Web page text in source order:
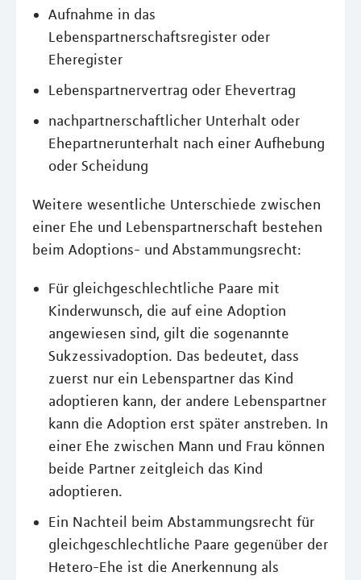
Aufnahme in das
Lebenspartnerschaftsregister oder
Eheregister
Lebenspartnervertrag oder Ehevertrag
nachpartnerschaftlicher Unterhalt oder
Ehepartnerunterhalt nach einer Aufhebung
oder Scheidung
Weitere wesentliche Unterschiede zwischen
einer Ehe und Lebenspartnerschaft bestehen
beim Adoptions- und Abstammungsrecht:
Für gleichgeschlechtliche Paare mit
Kinderwunsch, die auf eine Adoption
angewiesen sind, gilt die sogenannte
Sukzessivadoption. Das bedeutet, dass
zuerst nur ein Lebenspartner das Kind
adoptieren kann, der andere Lebenspartner
kann die Adoption erst später anstreben. In
einer Ehe zwischen Mann und Frau können
beide Partner zeitgleich das Kind
adoptieren.
Ein Nachteil beim Abstammungsrecht für
gleichgeschlechtliche Paare gegenüber der
Hetero-Ehe ist die Anerkennung als